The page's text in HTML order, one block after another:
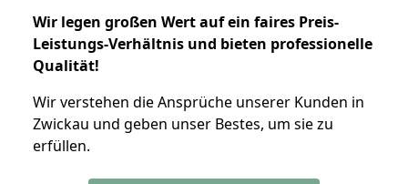
Wir legen großen Wert auf ein faires Preis-
Leistungs-Verhältnis und bieten professionelle
Qualität!
Wir verstehen die Ansprüche unserer Kunden in
Zwickau und geben unser Bestes, um sie zu
erfüllen.